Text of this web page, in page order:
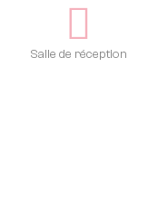
Salle de réception